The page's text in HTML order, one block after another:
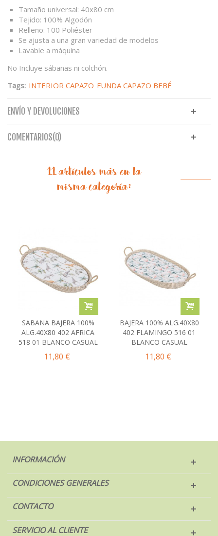
Tamaño universal: 40x80 cm
Tejido: 100% Algodón
Relleno: 100 Poliéster
Se ajusta a una gran variedad de modelos
Lavable a máquina
No Incluye sábanas ni colchón.
Tags: INTERIOR CAPAZO FUNDA CAPAZO BEBÉ
ENVÍO Y DEVOLUCIONES
COMENTARIOS(0)
11 artículos más en la
misma categoría:
SABANA BAJERA 100%
ALG.40X80 402 AFRICA
518 01 BLANCO CASUAL
11,80 €
BAJERA 100% ALG.40X80
402 FLAMINGO 516 01
BLANCO CASUAL
11,80 €
INFORMACIÓN
CONDICIONES GENERALES
CONTACTO
SERVICIO AL CLIENTE